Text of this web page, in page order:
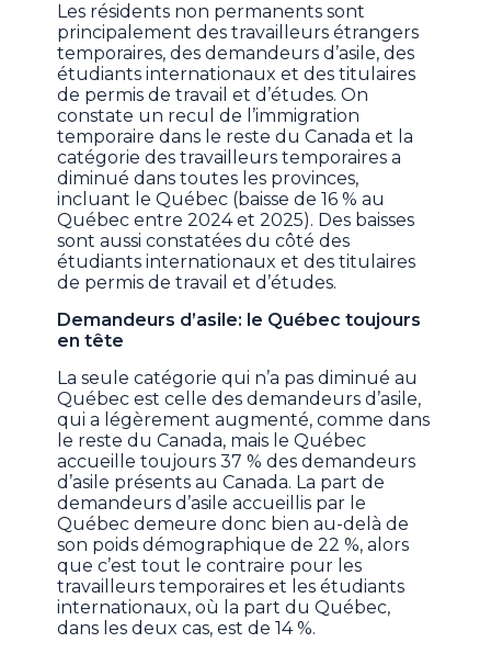
Les résidents non permanents sont
principalement des travailleurs étrangers
temporaires, des demandeurs d’asile, des
étudiants internationaux et des titulaires
de permis de travail et d’études. On
constate un recul de l’immigration
temporaire dans le reste du Canada et la
catégorie des travailleurs temporaires a
diminué dans toutes les provinces,
incluant le Québec (baisse de 16 % au
Québec entre 2024 et 2025). Des baisses
sont aussi constatées du côté des
étudiants internationaux et des titulaires
de permis de travail et d’études.
Demandeurs d’asile: le Québec toujours
en tête
La seule catégorie qui n’a pas diminué au
Québec est celle des demandeurs d’asile,
qui a légèrement augmenté, comme dans
le reste du Canada, mais le Québec
accueille toujours 37 % des demandeurs
d’asile présents au Canada. La part de
demandeurs d’asile accueillis par le
Québec demeure donc bien au-delà de
son poids démographique de 22 %, alors
que c’est tout le contraire pour les
travailleurs temporaires et les étudiants
internationaux, où la part du Québec,
dans les deux cas, est de 14 %.